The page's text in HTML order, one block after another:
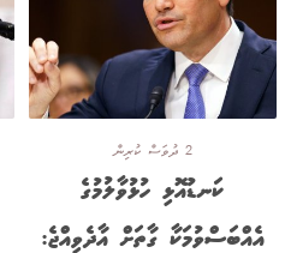
2 ދުވަސް ކުރިން
ކަނޑުއޮޅި ހުޅުވާލުމުގެ
އެއްބަސްވުމަކާ ގާތަށް އާދެވިއްޖެ: